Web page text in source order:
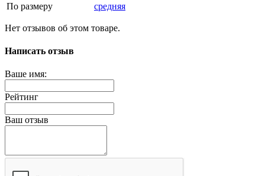
По размеру
средняя
Нет отзывов об этом товаре.
Написать отзыв
Ваше имя:
Рейтинг
Ваш отзыв